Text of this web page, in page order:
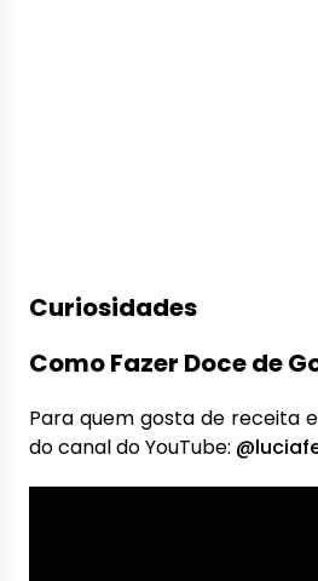
Curiosidades
Como Fazer Doce de
Para quem gosta de receita
do canal do YouTube: